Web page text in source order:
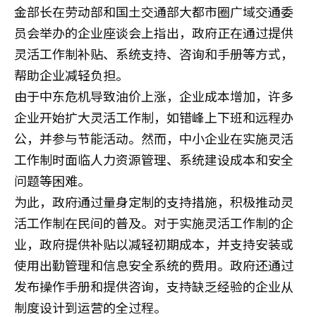
金部长在劳动部和国土交通部大都市圈广域交通委
员会举办的企业座谈会上指出，政府正在通过提供
灵活工作制补贴、系统支持、咨询和手册等方式，
帮助企业减轻负担。
由于中东危机导致油价上涨，企业成本增加，许多
企业开始扩大灵活工作制，如错峰上下班和远程办
公，并参与节能活动。然而，中小企业在实施灵活
工作制时面临人力资源管理、系统建设成本和安全
问题等困难。
为此，政府通过量身定制的支持措施，积极推动灵
活工作制在民间的普及。对于实施灵活工作制的企
业，政府提供补贴以减轻初期成本，并支持安装或
使用出勤管理和信息安全系统的费用。政府还通过
发布操作手册和提供咨询，支持缺乏经验的企业从
制度设计到运营的全过程。